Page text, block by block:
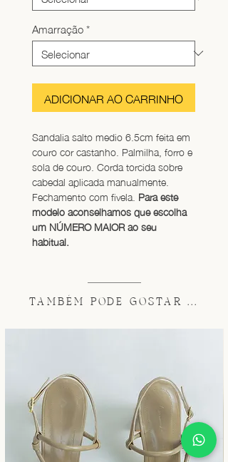
Amarração*
ADICIONAR AO CARRINHO
Sandalia salto medio 6.5cm feita em
couro cor castanho. Palmilha, forro e
sola de couro. Corda torcida sobre
cabedal aplicada manualmente.
Fechamento com fivela. Para este
modelo aconselhamos que escolha
um NÚMERO MAIOR ao seu
habitual.
TAMBÉM PODE GOSTAR ...